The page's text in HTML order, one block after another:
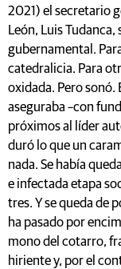
2021) el secretario
León, Luis Tudanca,
gubernamental.
catedralicia. Para
oxidada. Pero sonó.
aseguraba –con
próximos al líder
duró lo que un
nada. Se había
e infectada etapa
tres. Y se queda de
ha pasado por
mono del cotarro,
hiriente y, por el